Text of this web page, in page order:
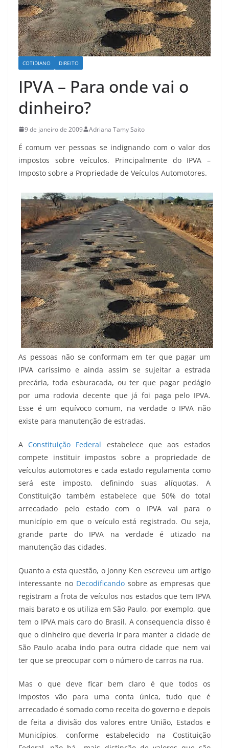
COTIDIANO DIREITO
IPVA – Para onde vai o
dinheiro?
9 de janeiro de 2009 Adriana Tamy Saito
É comum ver pessoas se indignando com o valor dos
impostos sobre veículos. Principalmente do IPVA –
Imposto sobre a Propriedade de Veículos Automotores.
As pessoas não se conformam em ter que pagar um
IPVA caríssimo e ainda assim se sujeitar a estrada
precária, toda esburacada, ou ter que pagar pedágio
por uma rodovia decente que já foi paga pelo IPVA.
Esse é um equívoco comum, na verdade o IPVA não
existe para manutenção de estradas.
A Constituição Federal estabelece que aos estados
compete instituir impostos sobre a propriedade de
veículos automotores e cada estado regulamenta como
será este imposto, definindo suas alíquotas. A
Constituição também estabelece que 50% do total
arrecadado pelo estado com o IPVA vai para o
município em que o veículo está registrado. Ou seja,
grande parte do IPVA na verdade é utizado na
manutenção das cidades.
Quanto a esta questão, o Jonny Ken escreveu um artigo
interessante no Decodificandosobre as empresas que
registram a frota de veículos nos estados que tem IPVA
mais barato e os utiliza em São Paulo, por exemplo, que
tem o IPVA mais caro do Brasil. A consequencia disso é
que o dinheiro que deveria ir para manter a cidade de
São Paulo acaba indo para outra cidade que nem vai
ter que se preocupar com o número de carros na rua.
Mas o que deve ficar bem claro é que todos os
impostos vão para uma conta única, tudo que é
arrecadado é somado como receita do governo e depois
de feita a divisão dos valores entre União, Estados e
Municípios, conforme estabelecido na Costituição